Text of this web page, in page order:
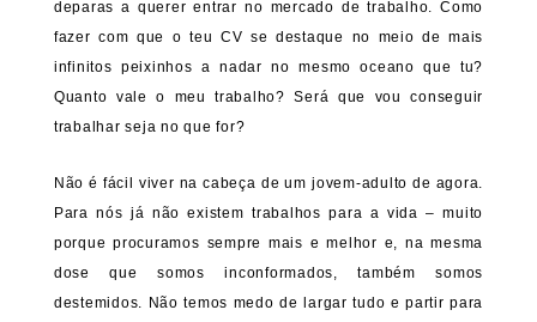
deparas a querer entrar no mercado de trabalho. Como
fazer com que o teu CV se destaque no meio de mais
infinitos peixinhos a nadar no mesmo oceano que tu?
Quanto vale o meu trabalho? Será que vou conseguir
trabalhar seja no que for?
Não é fácil viver na cabeça de um jovem-adulto de agora.
Para nós já não existem trabalhos para a vida – muito
porque procuramos sempre mais e melhor e, na mesma
dose que somos inconformados, também somos
destemidos. Não temos medo de largar tudo e partir para